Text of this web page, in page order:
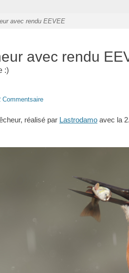
avec rendu EEVEE
avec rendu
:)
Commentsaire
réalisé par Lastrodamo avec la